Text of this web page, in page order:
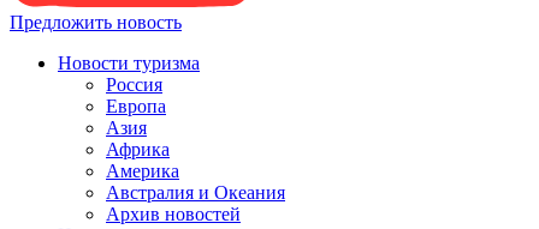
Предложить новость
Новости туризма
Россия
Европа
Азия
Африка
Америка
Австралия и Океания
Архив новостей